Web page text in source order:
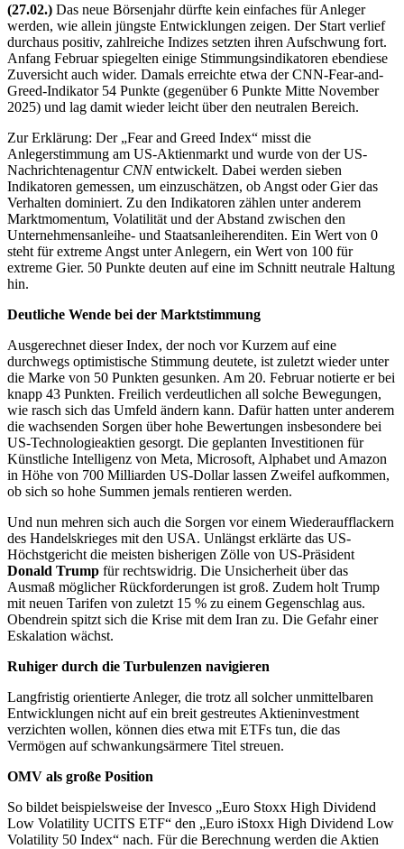
(27.02.) Das neue Börsenjahr dürfte kein einfaches für Anleger
werden, wie allein jüngste Entwicklungen zeigen. Der Start verlief
durchaus positiv, zahlreiche Indizes setzten ihren Aufschwung fort.
Anfang Februar spiegelten einige Stimmungsindikatoren ebendiese
Zuversicht auch wider. Damals erreichte etwa der CNN-Fear-and-
Greed-Indikator 54 Punkte (gegenüber 6 Punkte Mitte November
2025) und lag damit wieder leicht über den neutralen Bereich.
Zur Erklärung: Der „Fear and Greed Index“ misst die
Anlegerstimmung am US-Aktienmarkt und wurde von der US-
Nachrichtenagentur CNNentwickelt. Dabei werden sieben
Indikatoren gemessen, um einzuschätzen, ob Angst oder Gier das
Verhalten dominiert. Zu den Indikatoren zählen unter anderem
Marktmomentum, Volatilität und der Abstand zwischen den
Unternehmensanleihe- und Staatsanleiherenditen. Ein Wert von 0
steht für extreme Angst unter Anlegern, ein Wert von 100 für
extreme Gier. 50 Punkte deuten auf eine im Schnitt neutrale Haltung
hin.
Deutliche Wende bei der Marktstimmung
Ausgerechnet dieser Index, der noch vor Kurzem auf eine
durchwegs optimistische Stimmung deutete, ist zuletzt wieder unter
die Marke von 50 Punkten gesunken. Am 20. Februar notierte er bei
knapp 43 Punkten. Freilich verdeutlichen all solche Bewegungen,
wie rasch sich das Umfeld ändern kann. Dafür hatten unter anderem
die wachsenden Sorgen über hohe Bewertungen insbesondere bei
US-Technologieaktien gesorgt. Die geplanten Investitionen für
Künstliche Intelligenz von Meta, Microsoft, Alphabet und Amazon
in Höhe von 700 Milliarden US-Dollar lassen Zweifel aufkommen,
ob sich so hohe Summen jemals rentieren werden.
Und nun mehren sich auch die Sorgen vor einem Wiederaufflackern
des Handelskrieges mit den USA. Unlängst erklärte das US-
Höchstgericht die meisten bisherigen Zölle von US-Präsident
Donald Trump für rechtswidrig. Die Unsicherheit über das
Ausmaß möglicher Rückforderungen ist groß. Zudem holt Trump
mit neuen Tarifen von zuletzt 15 % zu einem Gegenschlag aus.
Obendrein spitzt sich die Krise mit dem Iran zu. Die Gefahr einer
Eskalation wächst.
Ruhiger durch die Turbulenzen navigieren
Langfristig orientierte Anleger, die trotz all solcher unmittelbaren
Entwicklungen nicht auf ein breit gestreutes Aktieninvestment
verzichten wollen, können dies etwa mit ETFs tun, die das
Vermögen auf schwankungsärmere Titel streuen.
OMV als große Position
So bildet beispielsweise der Invesco „Euro Stoxx High Dividend
Low Volatility UCITS ETF“ den „Euro iStoxx High Dividend Low
Volatility 50 Index“ nach. Für die Berechnung werden die Aktien